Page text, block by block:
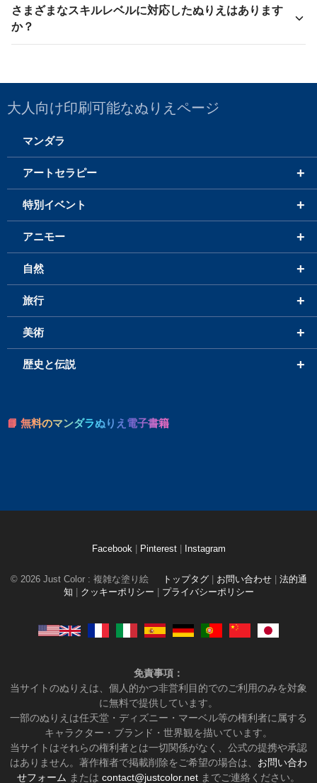
さまざまなスキルレベルに対応したぬりえはあります
か？
大人向け印刷可能なぬりえページ
マンダラ
+
アートセラピー
+
特別イベント
+
アニモー
+
自然
+
旅行
+
美術
+
歴史と伝説
📘 無料のマンダラぬりえ電子書籍
Facebook Pinterest Instagram
© 2026 Just Color : 複雑な塗り絵 トップタグ お問い合わせ
法的通
知
クッキーポリシー プライバシーポリシー
免責事項：
当サイトのぬりえは、個人的かつ非営利目的でのご利用のみを対象
に無料で提供しています。
一部のぬりえは任天堂・ディズニー・マーベル等の権利者に属する
キャラクター・ブランド・世界観を描いています。
当サイトはそれらの権利者とは一切関係がなく、公式の提携や承認
はありません。著作権者で掲載削除をご希望の場合は、 お問い合わ
せフォーム または contact@justcolor.net までご連絡ください。